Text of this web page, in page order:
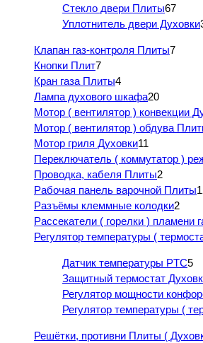
Стекло двери Плиты67
Уплотнитель двери Духовки
Клапан газ-контроля Плиты7
Кнопки Плит7
Кран газа Плиты4
Лампа духового шкафа20
Мотор ( вентилятор ) конвекции
Мотор ( вентилятор ) обдува
Мотор гриля Духовки11
Переключатель ( коммутатор )
Проводка, кабеля Плиты2
Рабочая панель варочной Плиты
Разъёмы клеммные колодки2
Рассекатели ( горелки ) пламени
Регулятор температуры (
Датчик температуры PTC5
Защитный термостат
Регулятор мощности
Регулятор температуры (
Решётки, противни Плиты (